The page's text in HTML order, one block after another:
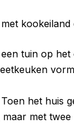
tuin op
het huis
met